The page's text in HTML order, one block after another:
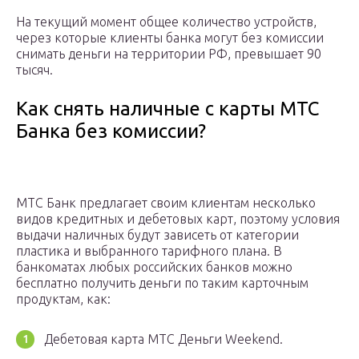
На текущий момент общее количество устройств,
через которые клиенты банка могут без комиссии
снимать деньги на территории РФ, превышает 90
тысяч.
Как снять наличные с карты МТС
Банка без комиссии?
МТС Банк предлагает своим клиентам несколько
видов кредитных и дебетовых карт, поэтому условия
выдачи наличных будут зависеть от категории
пластика и выбранного тарифного плана. В
банкоматах любых российских банков можно
бесплатно получить деньги по таким карточным
продуктам, как:
Дебетовая карта МТС Деньги Weekend.